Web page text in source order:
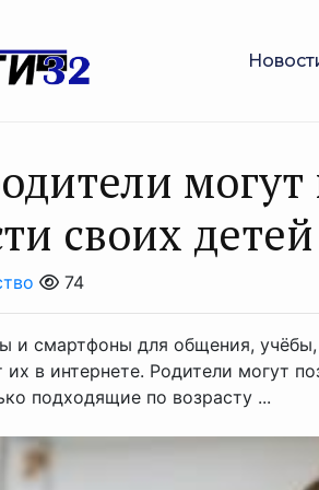
могут
своих детей
74
и смартфоны для общения,
в интернете. Родители могут
подходящие по возрасту ...